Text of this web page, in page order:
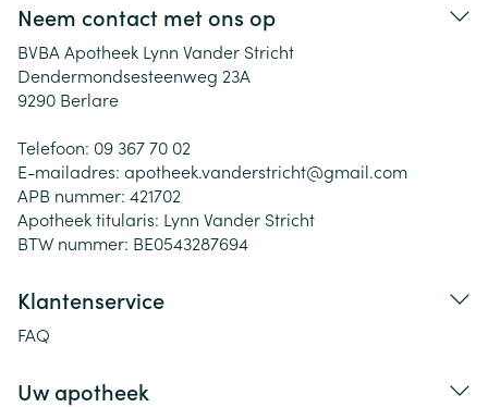
Neem contact met ons op
BVBA Apotheek Lynn Vander Stricht
Dendermondsesteenweg 23A
9290 Berlare
Telefoon: 09 367 70 02
E-mailadres: apotheek.vanderstricht@gmail.com
APB nummer: 421702
Apotheek titularis: Lynn Vander Stricht
BTW nummer: BE0543287694
Klantenservice
FAQ
Uw apotheek